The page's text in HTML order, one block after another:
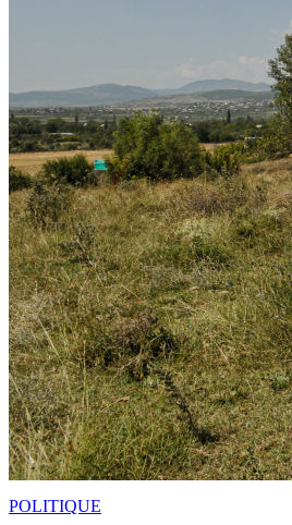
POLITIQUE